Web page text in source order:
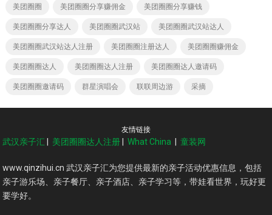
美团圈圈 美团圈圈分享赚佣金 美团圈圈分享赚钱
美团圈圈分享达人 美团圈圈武汉站 美团圈圈武汉站达人
美团圈圈武汉站达人注册 美团圈圈注册达人 美团圈圈赚佣金
美团圈圈达人 美团圈圈达人注册 美团圈圈达人邀请码
美团圈圈邀请码 群星演唱会 联联周边游 采摘
友情链接
武汉亲子汇 美团圈圈达人注册 |What China |童装网
www.qinzihui.cn 武汉亲子汇为您提供最新的亲子活动优惠信息，包括
亲子游乐场、亲子餐厅、亲子酒店、亲子学习等，带娃看世界，玩好更
要学好。